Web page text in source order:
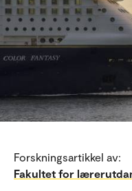
Forskningsartikkel av:
Fakultet for